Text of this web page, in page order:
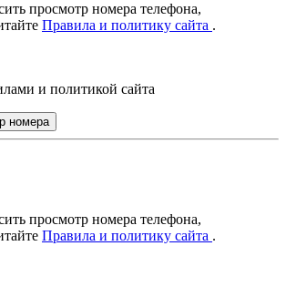
просмотр номера телефона,
Правила и политику сайта .
и политикой сайта
номера
просмотр номера телефона,
Правила и политику сайта .